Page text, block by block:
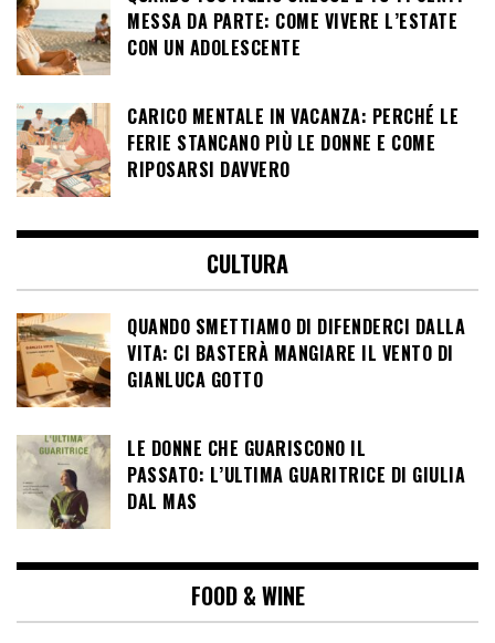
MESSA DA PARTE: COME VIVERE L’ESTATE
CON UN ADOLESCENTE
CARICO MENTALE IN VACANZA: PERCHÉ LE
FERIE STANCANO PIÙ LE DONNE E COME
RIPOSARSI DAVVERO
CULTURA
QUANDO SMETTIAMO DI DIFENDERCI DALLA
VITA: CI BASTERÀ MANGIARE IL VENTO DI
GIANLUCA GOTTO
LE DONNE CHE GUARISCONO IL
PASSATO: L’ULTIMA GUARITRICE DI GIULIA
DAL MAS
FOOD & WINE